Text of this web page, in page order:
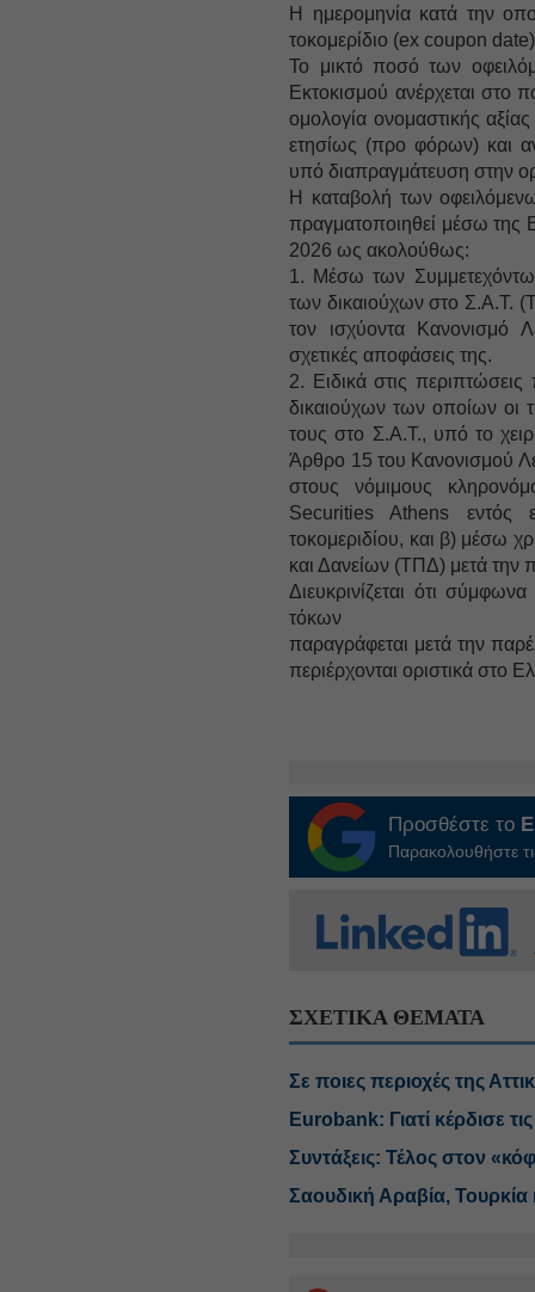
H ημερομηνία κατά την
τοκομερίδιο (ex coupon date)
Το μικτό ποσό των
Εκτοκισμού ανέρχεται
ομολογία ονομαστικής
ετησίως (προ φόρων) και
υπό διαπραγμάτευση στην
Η καταβολή των
πραγματοποιηθεί μέσω της
2026 ως ακολούθως:
1. Μέσω των
των δικαιούχων στο Σ.Α.Τ.
τον ισχύοντα Κανονισμό
σχετικές αποφάσεις της.
2. Ειδικά στις
δικαιούχων των οποίων οι
τους στο Σ.Α.Τ., υπό το
Άρθρο 15 του Κανονισμού
στους νόμιμους
Securities Athens εντός
τοκομεριδίου, και β) μέσω
και Δανείων (ΤΠΔ) μετά την
Διευκρινίζεται ότι
τόκων
παραγράφεται μετά την
περιέρχονται οριστικά στο
Προσθέστε το
Παρακολουθήστε
ΣΧΕΤΙΚΑ ΘΕΜΑΤΑ
Σε ποιες περιοχές της
Eurobank: Γιατί κέρδισε
Συντάξεις: Τέλος στον
Σαουδική Αραβία,